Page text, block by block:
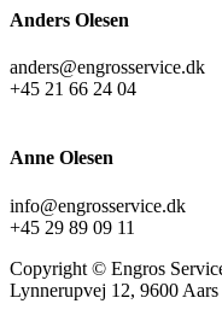
Anders Olesen
anders@engrosservice.dk
+45 21 66 24 04
Anne Olesen
info@engrosservice.dk
+45 29 89 09 11
Copyright © Engros
Lynnerupvej 12, 9600 Aars